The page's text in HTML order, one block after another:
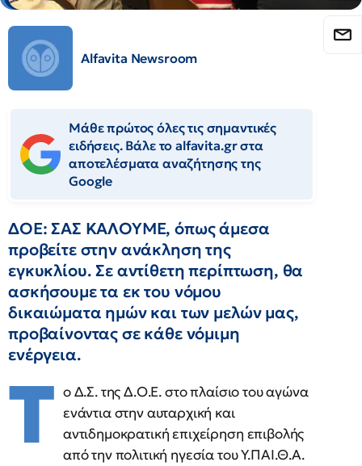
Alfavita Newsroom
Μάθε πρώτος όλες τις σημαντικές
ειδήσεις. Βάλε το alfavita.gr στα
αποτελέσματα αναζήτησης της
Google
ΔΟΕ: ΣΑΣ ΚΑΛΟΥΜΕ, όπως άμεσα
προβείτε στην ανάκληση της
εγκυκλίου. Σε αντίθετη περίπτωση, θα
ασκήσουμε τα εκ του νόμου
δικαιώματα ημών και των μελών μας,
προβαίνοντας σε κάθε νόμιμη
ενέργεια.
Τ ο Δ.Σ. της Δ.Ο.Ε. στο πλαίσιο του αγώνα
ενάντια στην αυταρχική και
αντιδημοκρατική επιχείρηση επιβολής
από την πολιτική ηγεσία του Υ.ΠΑΙ.Θ.Α.